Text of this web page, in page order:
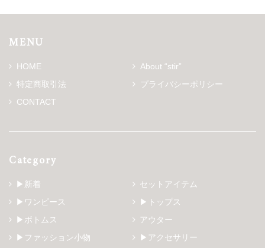
MENU
HOME
About “stir”
特定商取引法
プライバシーポリシー
CONTACT
Category
▶新着
セットアイテム
▶ワンピース
▶トップス
▶ボトムス
アウター
▶ファッション小物
▶アクセサリー